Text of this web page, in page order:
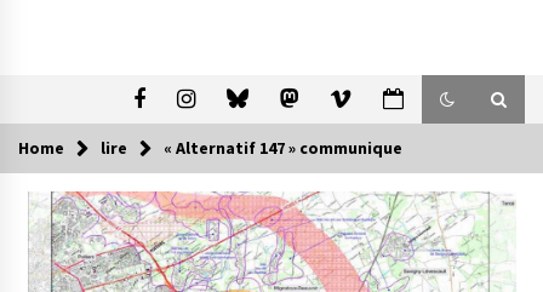
Home lire « Alternatif 147 » communique